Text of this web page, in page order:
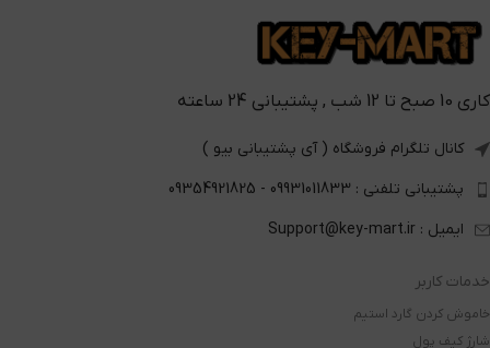
کاری 10 صبح تا 12 شب , پشتیبانی 24 ساعته
کانال تلگرام فروشگاه ( آی پشتیبانی بیو )
پشتیبانی تلفنی : 09931011833 - 09354921825
ایمیل : Support@key-mart.ir
خدمات کاربر
خاموش کردن گارد استیم
شارژ کیف پول